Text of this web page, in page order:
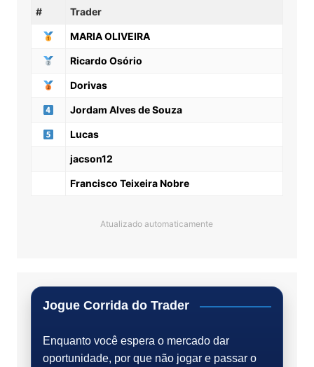
# Trader
MARIA OLIVEIRA
Ricardo Osório
Dorivas
Jordam Alves de Souza
Lucas
jacson12
Francisco Teixeira Nobre
Atualizado automaticamente
Jogue Corrida do Trader
Enquanto você espera o mercado dar
oportunidade, por que não jogar e passar o